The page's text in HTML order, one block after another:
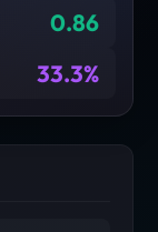
0.86
33.3%